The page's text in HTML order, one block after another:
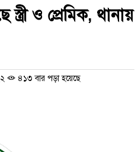
ও প্রেমিক, থানায়
৪১৩ বার পড়া হয়েছে